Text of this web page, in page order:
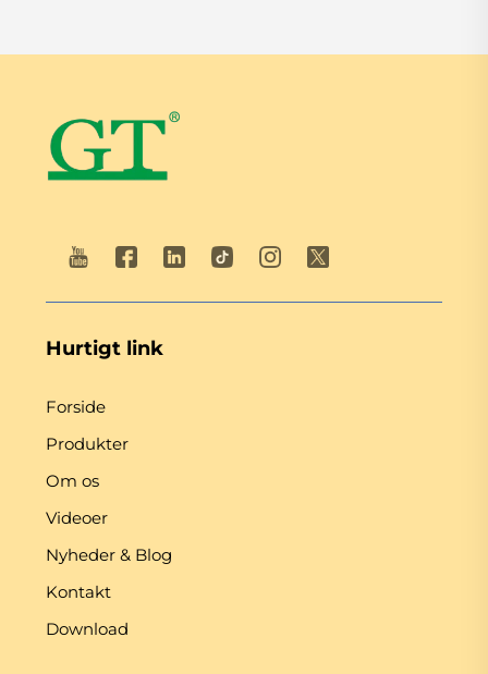
Hurtigt link
Forside
Produkter
Om os
Videoer
Nyheder & Blog
Kontakt
Download